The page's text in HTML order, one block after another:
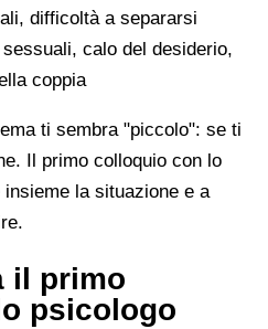
difficoltà a separarsi
calo del desiderio,
coppia
ti sembra "piccolo": se ti
Il primo colloquio con lo
la situazione e a
il primo
psicologo